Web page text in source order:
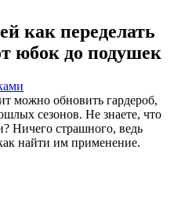
как переделать
юбок до подушек
можно обновить гардероб,
сезонов. Не знаете, что
Ничего страшного, ведь
найти им применение.